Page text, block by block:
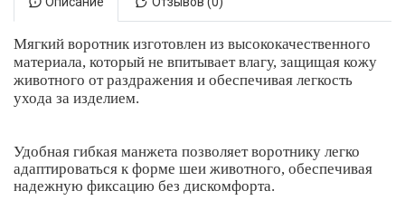
Мягкий воротник изготовлен из высококачественного
материала, который не впитывает влагу, защищая кожу
животного от раздражения и обеспечивая легкость
ухода за изделием.
Удобная гибкая манжета позволяет воротнику легко
адаптироваться к форме шеи животного, обеспечивая
надежную фиксацию без дискомфорта.